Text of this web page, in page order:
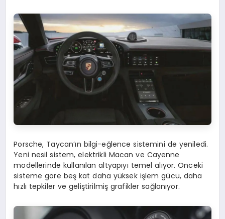
Porsche, Taycan’ın bilgi-eğlence sistemini de yeniledi.
Yeni nesil sistem, elektrikli Macan ve Cayenne
modellerinde kullanılan altyapıyı temel alıyor. Önceki
sisteme göre beş kat daha yüksek işlem gücü, daha
hızlı tepkiler ve geliştirilmiş grafikler sağlanıyor.